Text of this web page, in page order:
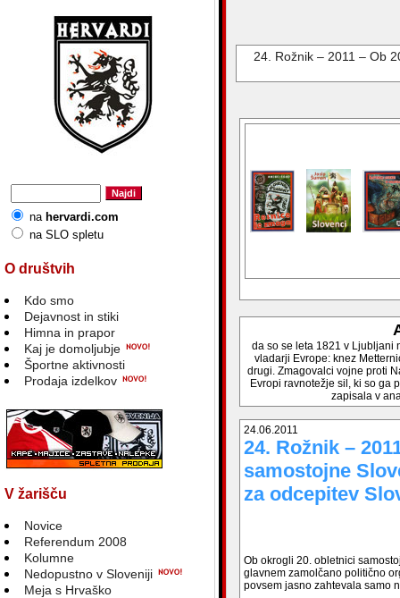
na hervardi.com
na SLO spletu
O društvih
Kdo smo
Dejavnost in stiki
Himna in prapor
Kaj je domoljubje
Športne aktivnosti
Prodaja izdelkov
V žarišču
Novice
Referendum 2008
Kolumne
Nedopustno v Sloveniji
Meja s Hrvaško
24. Rožnik – 2011 – Ob
da so se leta 1821 v Ljubljani
vladarji Evrope: knez
drugi. Zmagovalci vojne proti
Evropi ravnotežje sil, ki so ga
zapisala v
24.06.2011
24. Rožnik –
samostojne
za odcepitev
Ob okrogli 20. obletnici
glavnem zamolčano politično
povsem jasno zahtevala samo